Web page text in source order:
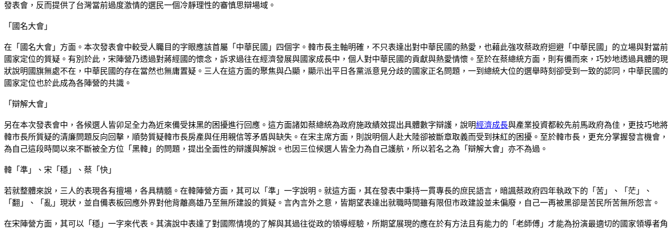
發表會，反而提供了台灣當前過度激情的選民一個冷靜理性的審慎思辯場域。
「國名大會」
在「國名大會」方面。本次發表會中較受人矚目的字眼應該首屬「中華民國」四個字。韓市長主軸明確，不只表達出對中華民國的熱愛，也藉此強攻蔡政府迴避「中華民國」的立場與對當前
國家定位的質疑。有別於此，宋陣營乃透過對蔣經國的懷念，訴求過往在經濟發展與國家成長中，個人對中華民國的貢獻與熱愛情懷。至於在蔡總統方面，則有備而來，巧妙地透過具體的現
狀說明國旗無處不在，中華民國的存在當然也無庸置疑。三人在這方面的聚焦與凸顯，顯示出平日各黨派意見分歧的國家正名問題，一到總統大位的選舉時刻卻受到一致的認同，中華民國的
國家定位也於此成為各陣營的共識。
「辯解大會」
另在本次發表會中，各候選人皆卯足全力為近來備受抹黑的困擾進行回應。這方面諸如蔡總統為政府施政績效提出具體數字辯護，說明經濟成長與產業投資都較先前馬政府為佳，更技巧地將
韓市長所質疑的清廉問題反向回擊，順勢質疑韓市長房產與任用親信等矛盾與缺失。在宋主席方面，則說明個人赴大陸卻被斷章取義而受到抹紅的困擾。至於韓市長，更充分掌握發言機會，
為自己這段時間以來不斷被全方位「黑韓」的問題，提出全面性的辯護與解說。也因三位候選人皆全力為自己護航，所以若名之為「辯解大會」亦不為過。
韓「準」、宋「穩」、蔡「快」
若就整體來說，三人的表現各有擅場，各具精髓。在韓陣營方面，其可以「準」一字說明。就這方面，其在發表中秉持一貫專長的庶民語言，暗諷蔡政府四年執政下的「苦」、「茫」、
「翻」、「亂」現狀，並自備表板回應外界對他背離高雄乃至無所建設的質疑。言內言外之意，皆期望表達出就職時間雖有限但市政建設並未偏廢，自己一再被黑卻是苦民所苦無所怨言。
在宋陣營方面，其可以「穩」一字來代表。其演說中表達了對國際情境的了解與其過往從政的領導經驗，所期望展現的應在於有方法且有能力的「老師傅」才能為扮演最適切的國家領導者角